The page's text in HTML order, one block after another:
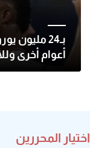
أعوام أخرى
اختيار المحررين